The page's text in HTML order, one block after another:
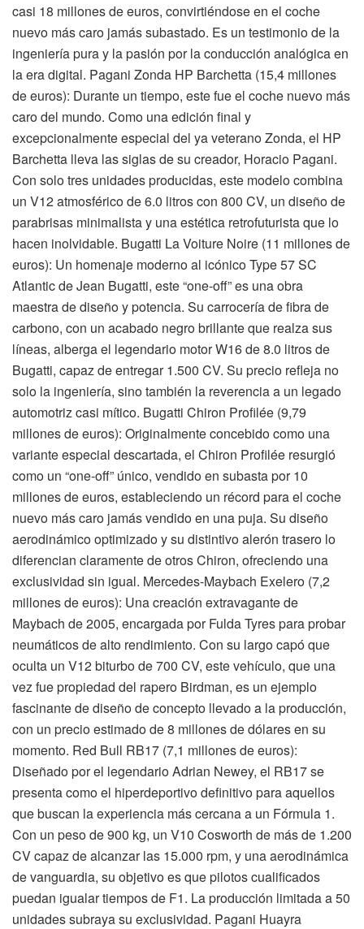
casi 18 millones de euros, convirtiéndose en el coche
nuevo más caro jamás subastado. Es un testimonio de la
ingeniería pura y la pasión por la conducción analógica en
la era digital. Pagani Zonda HP Barchetta (15,4 millones
de euros): Durante un tiempo, este fue el coche nuevo más
caro del mundo. Como una edición final y
excepcionalmente especial del ya veterano Zonda, el HP
Barchetta lleva las siglas de su creador, Horacio Pagani.
Con solo tres unidades producidas, este modelo combina
un V12 atmosférico de 6.0 litros con 800 CV, un diseño de
parabrisas minimalista y una estética retrofuturista que lo
hacen inolvidable. Bugatti La Voiture Noire (11 millones de
euros): Un homenaje moderno al icónico Type 57 SC
Atlantic de Jean Bugatti, este “one-off” es una obra
maestra de diseño y potencia. Su carrocería de fibra de
carbono, con un acabado negro brillante que realza sus
líneas, alberga el legendario motor W16 de 8.0 litros de
Bugatti, capaz de entregar 1.500 CV. Su precio refleja no
solo la ingeniería, sino también la reverencia a un legado
automotriz casi mítico. Bugatti Chiron Profilée (9,79
millones de euros): Originalmente concebido como una
variante especial descartada, el Chiron Profilée resurgió
como un “one-off” único, vendido en subasta por 10
millones de euros, estableciendo un récord para el coche
nuevo más caro jamás vendido en una puja. Su diseño
aerodinámico optimizado y su distintivo alerón trasero lo
diferencian claramente de otros Chiron, ofreciendo una
exclusividad sin igual. Mercedes-Maybach Exelero (7,2
millones de euros): Una creación extravagante de
Maybach de 2005, encargada por Fulda Tyres para probar
neumáticos de alto rendimiento. Con su largo capó que
oculta un V12 biturbo de 700 CV, este vehículo, que una
vez fue propiedad del rapero Birdman, es un ejemplo
fascinante de diseño de concepto llevado a la producción,
con un precio estimado de 8 millones de dólares en su
momento. Red Bull RB17 (7,1 millones de euros):
Diseñado por el legendario Adrian Newey, el RB17 se
presenta como el hiperdeportivo definitivo para aquellos
que buscan la experiencia más cercana a un Fórmula 1.
Con un peso de 900 kg, un V10 Cosworth de más de 1.200
CV capaz de alcanzar las 15.000 rpm, y una aerodinámica
de vanguardia, su objetivo es que pilotos cualificados
puedan igualar tiempos de F1. La producción limitada a 50
unidades subraya su exclusividad. Pagani Huayra